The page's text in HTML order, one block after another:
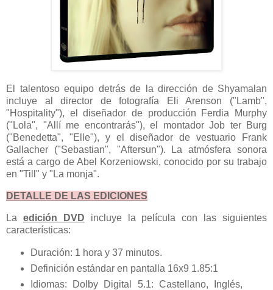
El talentoso equipo detrás de la dirección de Shyamalan
incluye al director de fotografía Eli Arenson ("Lamb",
"Hospitality"), el diseñador de producción Ferdia Murphy
("Lola", "Allí me encontrarás"), el montador Job ter Burg
("Benedetta", "Elle"), y el diseñador de vestuario Frank
Gallacher ("Sebastian", "Aftersun"). La atmósfera sonora
está a cargo de Abel Korzeniowski, conocido por su trabajo
en "Till" y "La monja".
DETALLE DE LAS EDICIONES
La edición DVD incluye la película con las siguientes
características:
Duración: 1 hora y 37 minutos.
Definición estándar en pantalla 16x9 1.85:1
Idiomas: Dolby Digital 5.1: Castellano, Inglés,